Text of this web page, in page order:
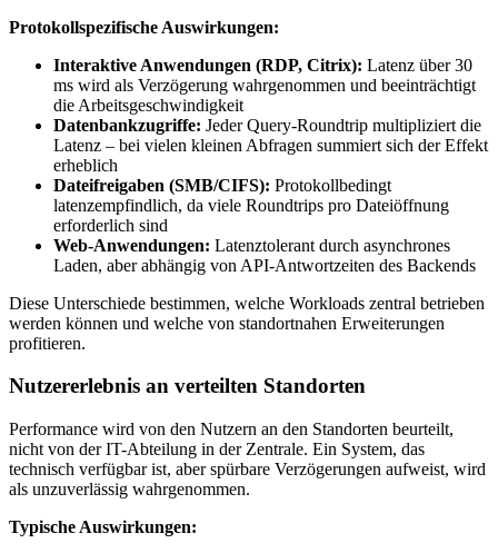
Protokollspezifische Auswirkungen:
Interaktive Anwendungen (RDP, Citrix): Latenz über 30
ms wird als Verzögerung wahrgenommen und beeinträchtigt
die Arbeitsgeschwindigkeit
Datenbankzugriffe: Jeder Query-Roundtrip multipliziert die
Latenz – bei vielen kleinen Abfragen summiert sich der Effekt
erheblich
Dateifreigaben (SMB/CIFS): Protokollbedingt
latenzempfindlich, da viele Roundtrips pro Dateiöffnung
erforderlich sind
Web-Anwendungen: Latenztolerant durch asynchrones
Laden, aber abhängig von API-Antwortzeiten des Backends
Diese Unterschiede bestimmen, welche Workloads zentral betrieben
werden können und welche von standortnahen Erweiterungen
profitieren.
Nutzererlebnis an verteilten Standorten
Performance wird von den Nutzern an den Standorten beurteilt,
nicht von der IT-Abteilung in der Zentrale. Ein System, das
technisch verfügbar ist, aber spürbare Verzögerungen aufweist, wird
als unzuverlässig wahrgenommen.
Typische Auswirkungen: